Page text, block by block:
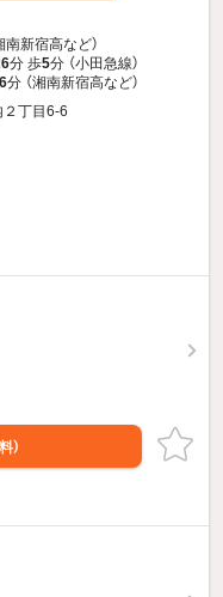
南新宿高など）
分 歩5分 （小田急線）
6分 （湘南新宿高など）
丁目6-6
）